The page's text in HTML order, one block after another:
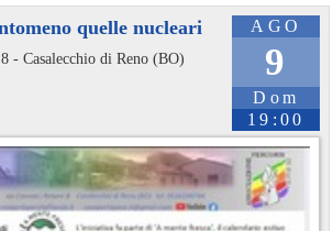
AGO
9
Dom
19:00
quelle nucleari
- Casalecchio di Reno (BO)